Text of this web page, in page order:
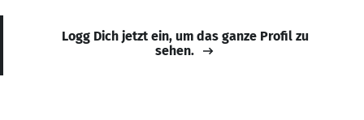
Logg Dich jetzt ein, um das ganze Profil zu
sehen.